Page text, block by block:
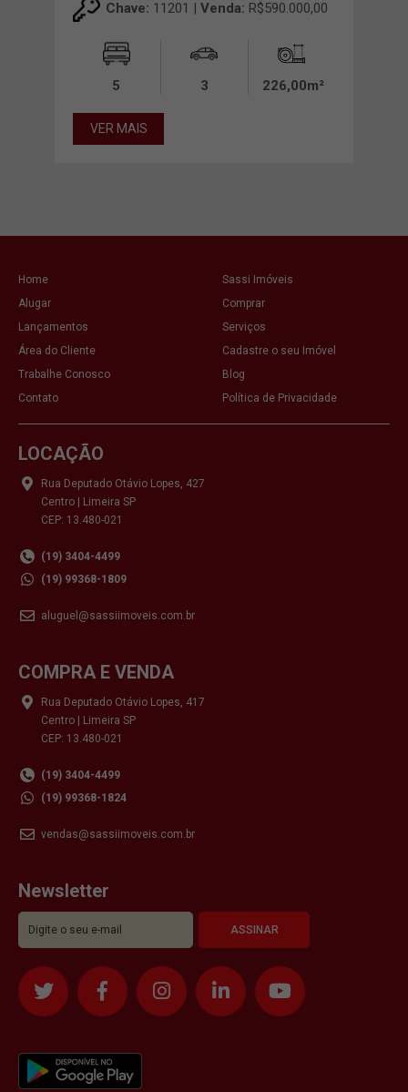
Chave: 11201 | Venda: R$590.000,00
5 3 226,00m²
VER MAIS
Home
Sassi Imóveis
Alugar
Comprar
Lançamentos
Serviços
Área do Cliente
Cadastre o seu Imóvel
Trabalhe Conosco
Blog
Contato
Política de Privacidade
LOCAÇÃO
Rua Deputado Otávio Lopes, 427
Centro | Limeira SP
CEP: 13.480-021
(19) 3404-4499
(19) 99368-1809
aluguel@sassiimoveis.com.br
COMPRA E VENDA
Rua Deputado Otávio Lopes, 417
Centro | Limeira SP
CEP: 13.480-021
(19) 3404-4499
(19) 99368-1824
vendas@sassiimoveis.com.br
Newsletter